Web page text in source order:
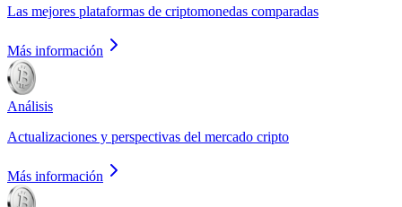
Las mejores plataformas de criptomonedas comparadas
Más información
Análisis
Actualizaciones y perspectivas del mercado cripto
Más información